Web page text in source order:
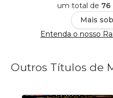
um total de 76
Mais
Entenda o nosso
Outros Títulos de